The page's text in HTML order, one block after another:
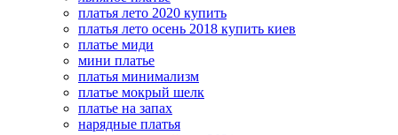
платья лето 2020 купить
платья лето осень 2018 купить киев
платье миди
мини платье
платья минимализм
платье мокрый шелк
платье на запах
нарядные платья